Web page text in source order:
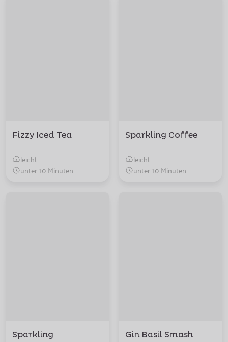
Fizzy Iced Tea
leicht
unter 10 Minuten
Sparkling Coffee
leicht
unter 10 Minuten
Sparkling
Gin Basil Smash